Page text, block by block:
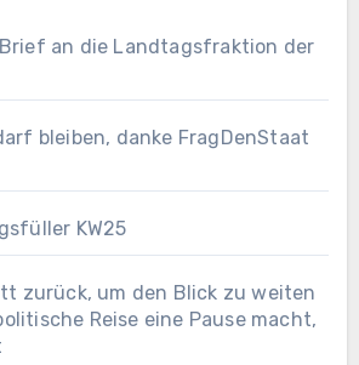
an die Landtagsfraktion der
bleiben, danke FragDenStaat
KW25
zurück, um den Blick zu weiten
Reise eine Pause macht,